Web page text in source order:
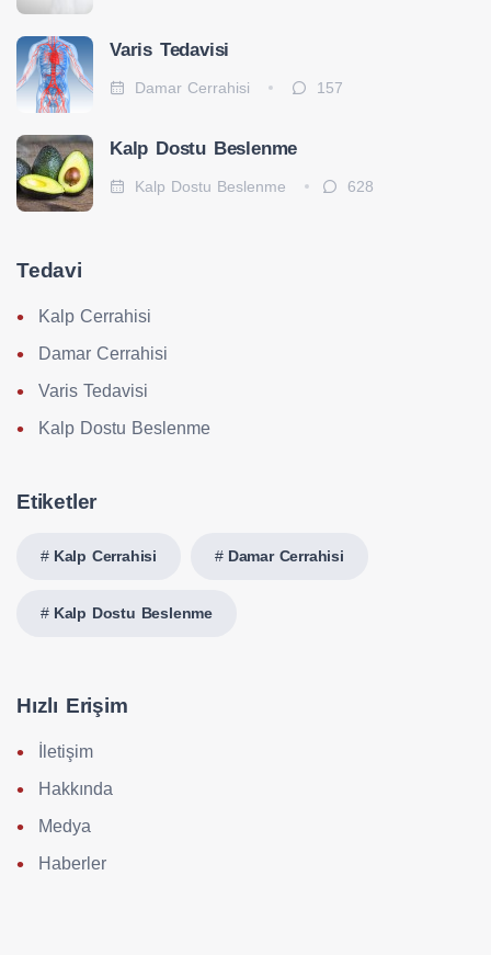
Varis Tedavisi
Damar Cerrahisi 157
Kalp Dostu Beslenme
Kalp Dostu Beslenme 628
Tedavi
Kalp Cerrahisi
Damar Cerrahisi
Varis Tedavisi
Kalp Dostu Beslenme
Etiketler
Kalp Cerrahisi Damar Cerrahisi
Kalp Dostu Beslenme
Hızlı Erişim
İletişim
Hakkında
Medya
Haberler